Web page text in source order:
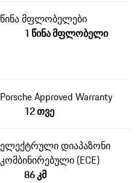
წინა მფლობელები
1 წინა მფლობელი
Porsche Approved Warranty
12 თვე
ელექტრული დიაპაზონი
კომბინირებული (ECE)
86 კმ